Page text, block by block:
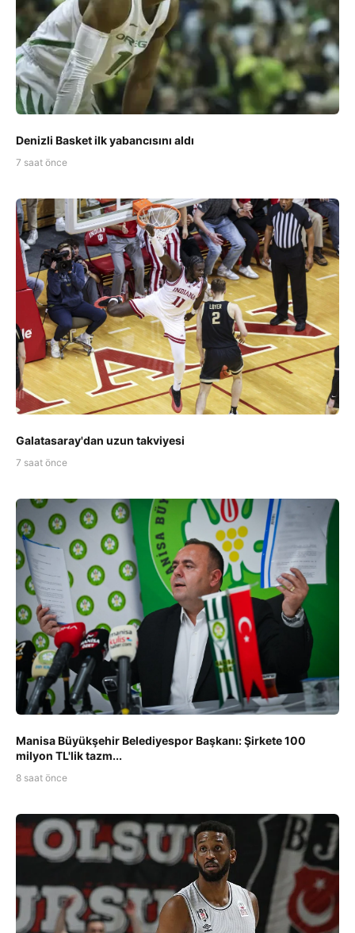
Denizli Basket ilk yabancısını aldı
7 saat önce
Galatasaray'dan uzun takviyesi
7 saat önce
Manisa Büyükşehir Belediyespor Başkanı: Şirkete 100
milyon TL'lik tazm...
8 saat önce